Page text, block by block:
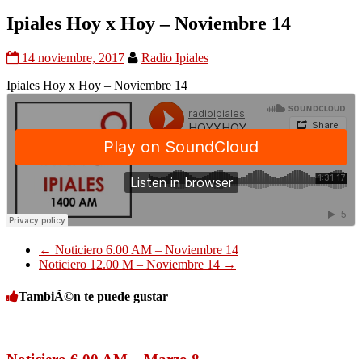
Ipiales Hoy x Hoy – Noviembre 14
14 noviembre, 2017
Radio Ipiales
Ipiales Hoy x Hoy – Noviembre 14
← Noticiero 6.00 AM – Noviembre 14
Noticiero 12.00 M – Noviembre 14 →
TambiÃ©n te puede gustar